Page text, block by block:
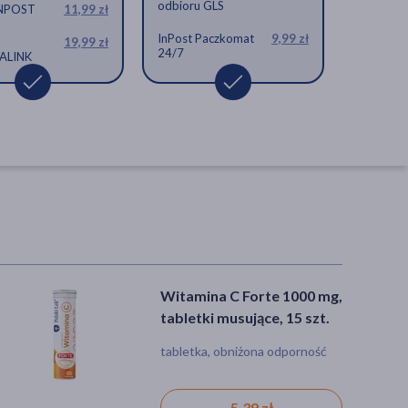
11,99 zł
19,99 zł
odbioru GLS
InPost Paczkomat
24/7
9,99 zł
Witamina C Forte 1000 mg,
tabletki musujące, 15 szt.
tabletka, obniżona odporność
Olimp Gold-Vit C1000,
tabletki musujące, smak
tabletka, odporność, zmęczenie